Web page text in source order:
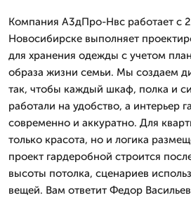
Компания А3дПро-Нвс работает с
Новосибирске выполняет
для хранения одежды с учетом
образа жизни семьи. Мы создаем
так, чтобы каждый шкаф, полка и
работали на удобство, а интерьер
современно и аккуратно. Для
только красота, но и логика
проект гардеробной строится
высоты потолка, сценариев
вещей. Вам ответит Федор